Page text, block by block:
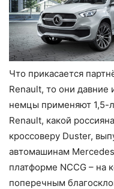
Что прикасается
Renault, то они
немцы применяют 1,5-
Renault, какой
кроссоверу Duster,
автомашинам
платформе NCCG – на
поперечным